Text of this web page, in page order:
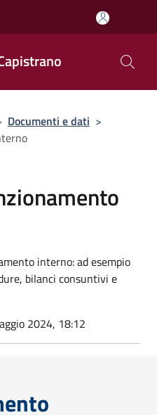
Documenti e dati >
interno: ad esempio
bilanci consuntivi e
2024, 18:12